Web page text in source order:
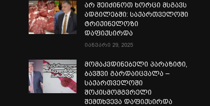
არ შეიძინოთ ხორცი მსგავს
ადგილებში: საქართველოში
ტრიქინელოზი
დაფიქსირდა
იანვარი 29, 2025
მომაკვდინებელი პარაზიტი,
ბავშვი გარდაიცვალა –
საქართველოში
შოკისმომგვრელი
შემთხვევა დაფიქსირდა